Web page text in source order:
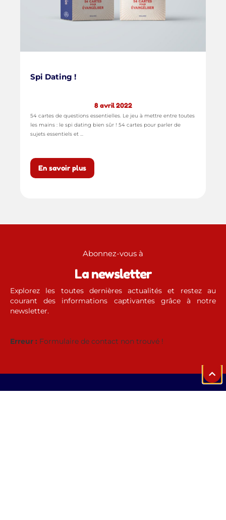
Spi Dating !
8 avril 2022
54 cartes de questions essentielles. Le jeu à mettre entre toutes
les mains : le spi dating bien sûr ! 54 cartes pour parler de
sujets essentiels et ...
En savoir plus
Abonnez-vous à
La newsletter
Explorez les toutes dernières actualités et restez au
courant des informations captivantes grâce à notre
newsletter.
Erreur : Formulaire de contact non trouvé !